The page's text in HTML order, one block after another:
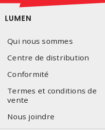
LUMEN
Qui nous sommes
Centre de distribution
Conformité
Termes et conditions de
vente
Nous joindre